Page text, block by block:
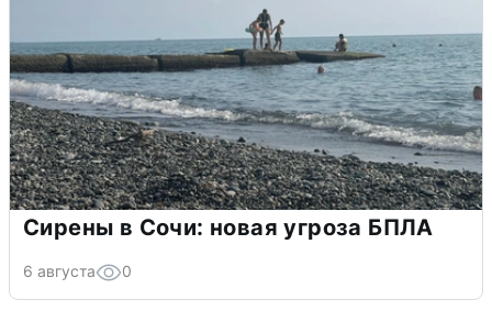
Сирены в Сочи: новая угроза БПЛА
6 августа 0